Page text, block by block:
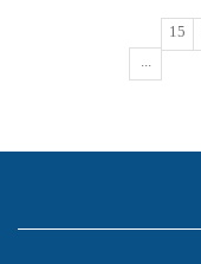
15
...